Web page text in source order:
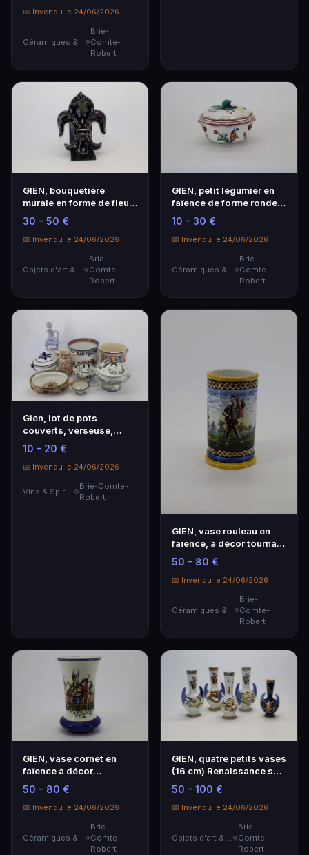
📅 Invendu le 24/06/2026
Brie-
Comte-
Robert
GIEN, bouquetière
murale en forme de fleur
de lys.
30 – 50 €
📅 Invendu le 24/06/2026
Brie-
Comte-
Robert
GIEN, petit légumier en
faïence de forme ronde,
la prise du …
10 – 30 €
📅 Invendu le 24/06/2026
Brie-
Comte-
Robert
Gien, lot de pots
couverts, verseuse,
bouteilles.
10 – 20 €
📅 Invendu le 24/06/2026
Vins & Spiritueux
Brie-Comte-
Robert
GIEN, vase rouleau en
faïence, à décor tournant
de la comedi…
50 – 80 €
📅 Invendu le 24/06/2026
Céramiques & Porcelaine
Brie-
Comte-
Robert
GIEN, vase cornet en
faïence à décor
polychrome d'une scène
…
50 – 80 €
📅 Invendu le 24/06/2026
Céramiques & Porcelaine
Brie-
Comte-
Robert
GIEN, quatre petits vases
(16 cm) Renaissance sur
fond blanc…
50 – 100 €
📅 Invendu le 24/06/2026
Objets d'art & Curiosités
Brie-
Comte-
Robert